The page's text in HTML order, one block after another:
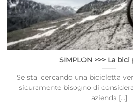
SIMPLON >>> La
Se stai cercando una bicicletta
sicuramente bisogno di
azienda [...]